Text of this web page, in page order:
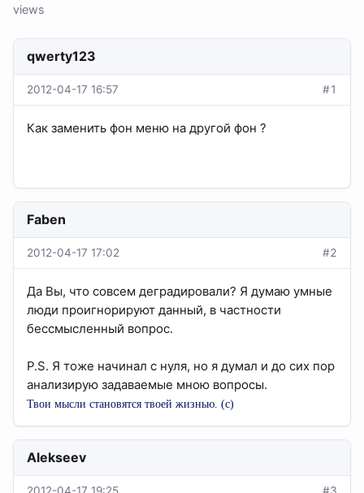
views
qwerty123
2012-04-17 16:57 #1
Как заменить фон меню на другой фон ?
Faben
2012-04-17 17:02 #2
Да Вы, что совсем деградировали? Я думаю умные
люди проигнорируют данный, в частности
бессмысленный вопрос.
P.S. Я тоже начинал с нуля, но я думал и до сих пор
анализирую задаваемые мною вопросы.
Твои мысли становятся твоей жизнью. (с)
Alekseev